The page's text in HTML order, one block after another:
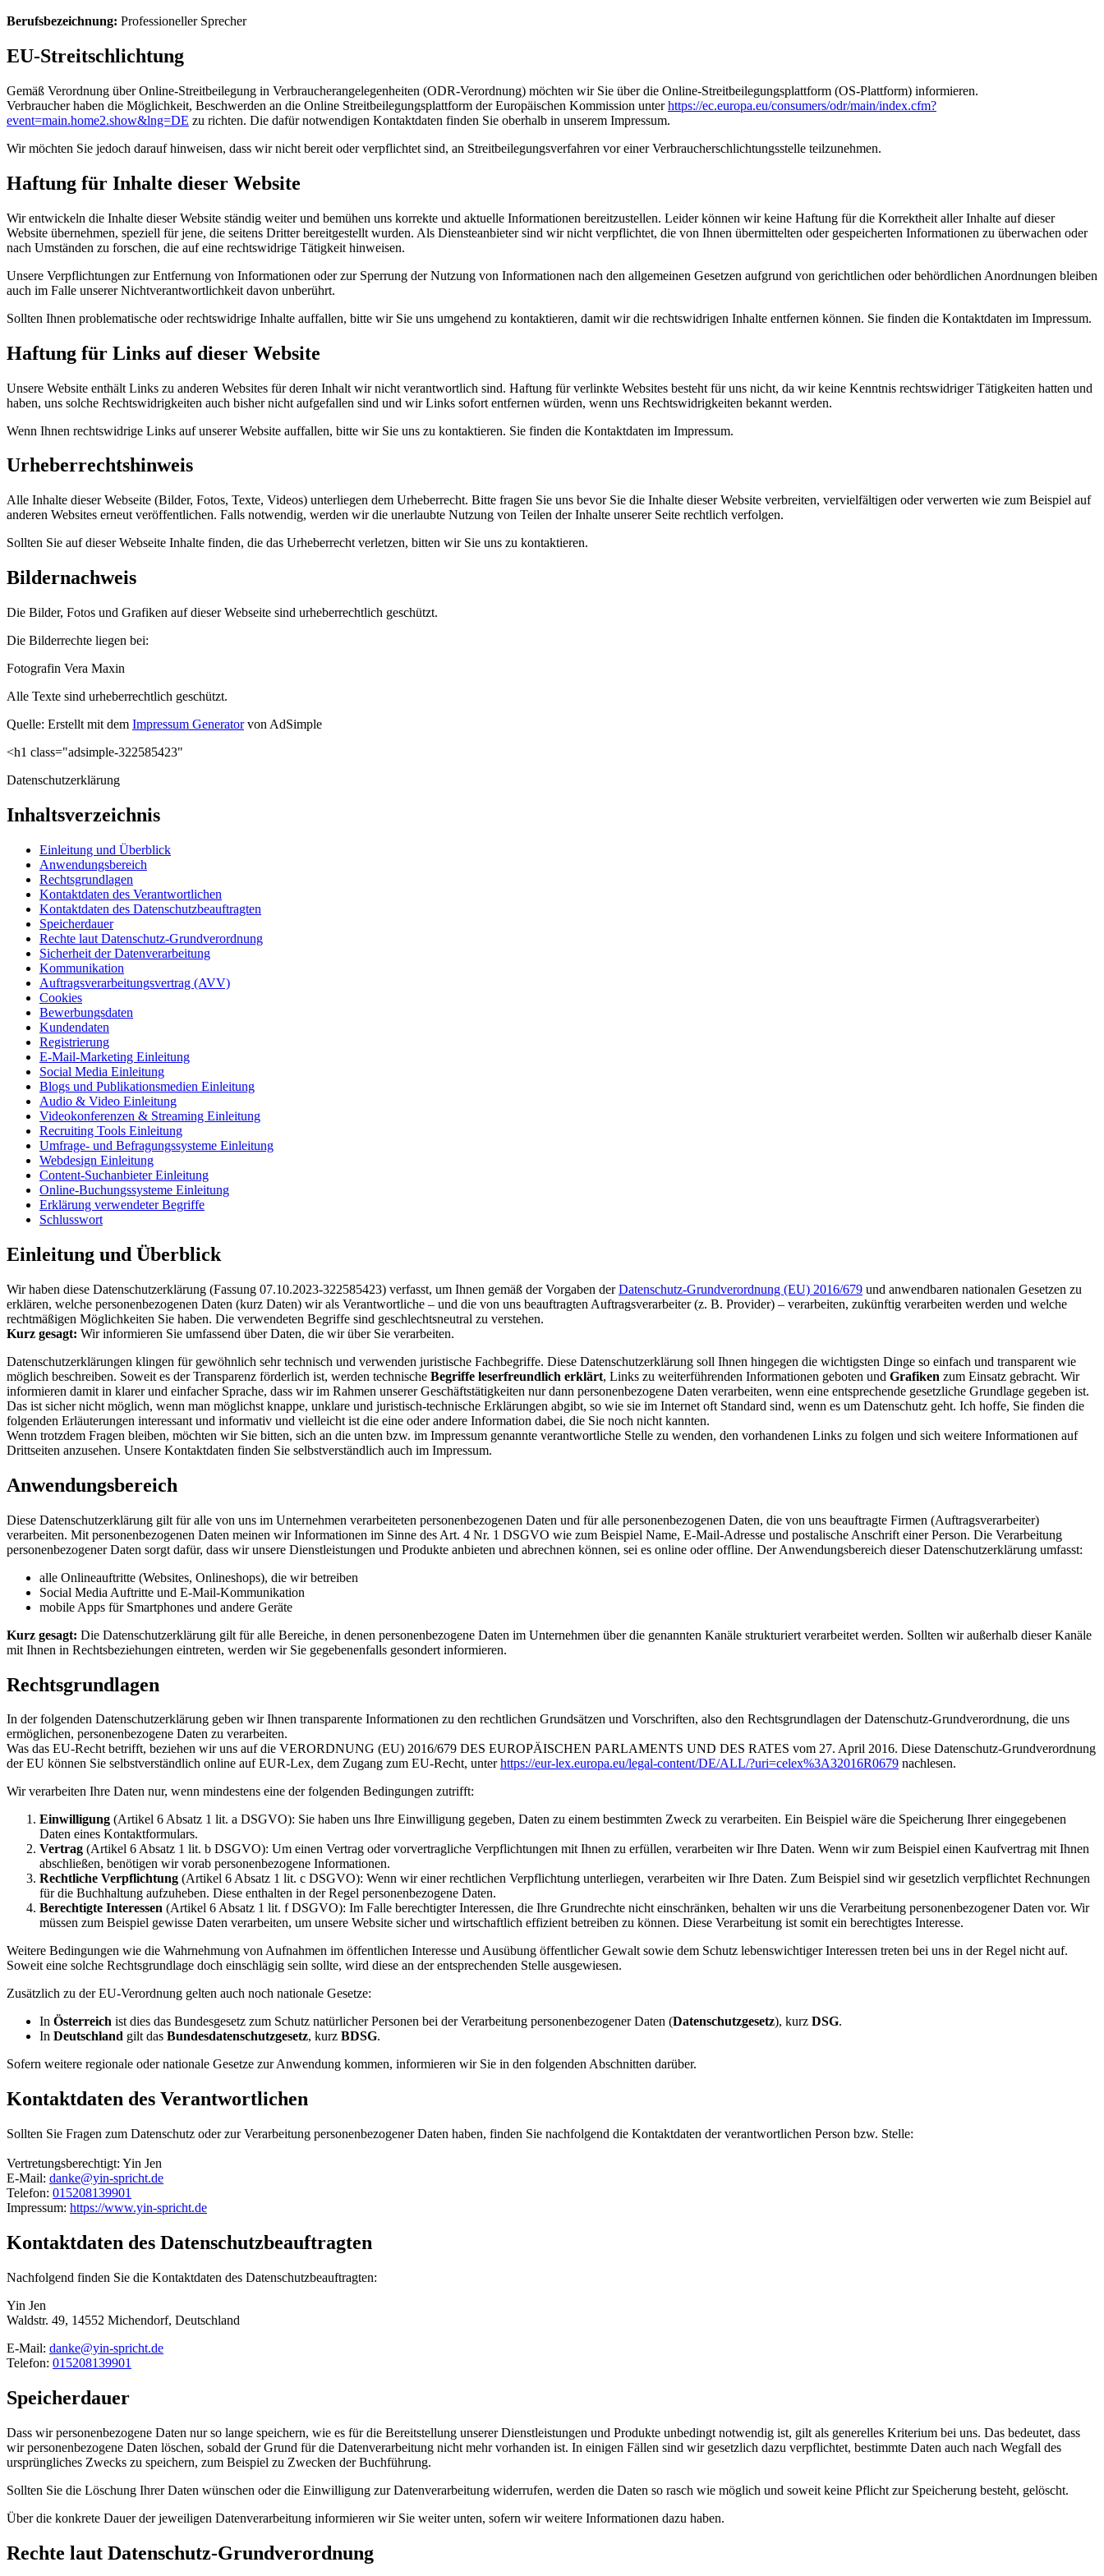
Berufsbezeichnung: Professioneller Sprecher
EU-Streitschlichtung
Gemäß Verordnung über Online-Streitbeilegung in Verbraucherangelegenheiten (ODR-Verordnung) möchten wir Sie über die Online-Streitbeilegungsplattform (OS-Plattform) informieren.
Verbraucher haben die Möglichkeit, Beschwerden an die Online Streitbeilegungsplattform der Europäischen Kommission unterhttps://ec.europa.eu/consumers/odr/main/index.cfm?
event=main.home2.show&lng=DE zu richten. Die dafür notwendigen Kontaktdaten finden Sie oberhalb in unserem Impressum.
Wir möchten Sie jedoch darauf hinweisen, dass wir nicht bereit oder verpflichtet sind, an Streitbeilegungsverfahren vor einer Verbraucherschlichtungsstelle teilzunehmen.
Haftung für Inhalte dieser Website
Wir entwickeln die Inhalte dieser Website ständig weiter und bemühen uns korrekte und aktuelle Informationen bereitzustellen. Leider können wir keine Haftung für die Korrektheit aller Inhalte auf dieser
Website übernehmen, speziell für jene, die seitens Dritter bereitgestellt wurden. Als Diensteanbieter sind wir nicht verpflichtet, die von Ihnen übermittelten oder gespeicherten Informationen zu überwachen oder
nach Umständen zu forschen, die auf eine rechtswidrige Tätigkeit hinweisen.
Unsere Verpflichtungen zur Entfernung von Informationen oder zur Sperrung der Nutzung von Informationen nach den allgemeinen Gesetzen aufgrund von gerichtlichen oder behördlichen Anordnungen bleiben
auch im Falle unserer Nichtverantwortlichkeit davon unberührt.
Sollten Ihnen problematische oder rechtswidrige Inhalte auffallen, bitte wir Sie uns umgehend zu kontaktieren, damit wir die rechtswidrigen Inhalte entfernen können. Sie finden die Kontaktdaten im Impressum.
Haftung für Links auf dieser Website
Unsere Website enthält Links zu anderen Websites für deren Inhalt wir nicht verantwortlich sind. Haftung für verlinkte Websites besteht für uns nicht, da wir keine Kenntnis rechtswidriger Tätigkeiten hatten und
haben, uns solche Rechtswidrigkeiten auch bisher nicht aufgefallen sind und wir Links sofort entfernen würden, wenn uns Rechtswidrigkeiten bekannt werden.
Wenn Ihnen rechtswidrige Links auf unserer Website auffallen, bitte wir Sie uns zu kontaktieren. Sie finden die Kontaktdaten im Impressum.
Urheberrechtshinweis
Alle Inhalte dieser Webseite (Bilder, Fotos, Texte, Videos) unterliegen dem Urheberrecht. Bitte fragen Sie uns bevor Sie die Inhalte dieser Website verbreiten, vervielfältigen oder verwerten wie zum Beispiel auf
anderen Websites erneut veröffentlichen. Falls notwendig, werden wir die unerlaubte Nutzung von Teilen der Inhalte unserer Seite rechtlich verfolgen.
Sollten Sie auf dieser Webseite Inhalte finden, die das Urheberrecht verletzen, bitten wir Sie uns zu kontaktieren.
Bildernachweis
Die Bilder, Fotos und Grafiken auf dieser Webseite sind urheberrechtlich geschützt.
Die Bilderrechte liegen bei:
Fotografin Vera Maxin
Alle Texte sind urheberrechtlich geschützt.
Quelle: Erstellt mit dem Impressum Generatorvon AdSimple
<h1 class="adsimple-322585423"
Datenschutzerklärung
Inhaltsverzeichnis
Einleitung und Überblick
Anwendungsbereich
Rechtsgrundlagen
Kontaktdaten des Verantwortlichen
Kontaktdaten des Datenschutzbeauftragten
Speicherdauer
Rechte laut Datenschutz-Grundverordnung
Sicherheit der Datenverarbeitung
Kommunikation
Auftragsverarbeitungsvertrag (AVV)
Cookies
Bewerbungsdaten
Kundendaten
Registrierung
E-Mail-Marketing Einleitung
Social Media Einleitung
Blogs und Publikationsmedien Einleitung
Audio & Video Einleitung
Videokonferenzen & Streaming Einleitung
Recruiting Tools Einleitung
Umfrage- und Befragungssysteme Einleitung
Webdesign Einleitung
Content-Suchanbieter Einleitung
Online-Buchungssysteme Einleitung
Erklärung verwendeter Begriffe
Schlusswort
Einleitung und Überblick
Wir haben diese Datenschutzerklärung (Fassung 07.10.2023-322585423) verfasst, um Ihnen gemäß der Vorgaben derDatenschutz-Grundverordnung (EU) 2016/679 und anwendbaren nationalen Gesetzen zu
erklären, welche personenbezogenen Daten (kurz Daten) wir als Verantwortliche – und die von uns beauftragten Auftragsverarbeiter (z. B. Provider) – verarbeiten, zukünftig verarbeiten werden und welche
rechtmäßigen Möglichkeiten Sie haben. Die verwendeten Begriffe sind geschlechtsneutral zu verstehen.
Kurz gesagt: Wir informieren Sie umfassend über Daten, die wir über Sie verarbeiten.
Datenschutzerklärungen klingen für gewöhnlich sehr technisch und verwenden juristische Fachbegriffe. Diese Datenschutzerklärung soll Ihnen hingegen die wichtigsten Dinge so einfach und transparent wie
möglich beschreiben. Soweit es der Transparenz förderlich ist, werden technische Begriffe leserfreundlich erklärt, Links zu weiterführenden Informationen geboten und Grafiken zum Einsatz gebracht. Wir
informieren damit in klarer und einfacher Sprache, dass wir im Rahmen unserer Geschäftstätigkeiten nur dann personenbezogene Daten verarbeiten, wenn eine entsprechende gesetzliche Grundlage gegeben ist.
Das ist sicher nicht möglich, wenn man möglichst knappe, unklare und juristisch-technische Erklärungen abgibt, so wie sie im Internet oft Standard sind, wenn es um Datenschutz geht. Ich hoffe, Sie finden die
folgenden Erläuterungen interessant und informativ und vielleicht ist die eine oder andere Information dabei, die Sie noch nicht kannten.
Wenn trotzdem Fragen bleiben, möchten wir Sie bitten, sich an die unten bzw. im Impressum genannte verantwortliche Stelle zu wenden, den vorhandenen Links zu folgen und sich weitere Informationen auf
Drittseiten anzusehen. Unsere Kontaktdaten finden Sie selbstverständlich auch im Impressum.
Anwendungsbereich
Diese Datenschutzerklärung gilt für alle von uns im Unternehmen verarbeiteten personenbezogenen Daten und für alle personenbezogenen Daten, die von uns beauftragte Firmen (Auftragsverarbeiter)
verarbeiten. Mit personenbezogenen Daten meinen wir Informationen im Sinne des Art. 4 Nr. 1 DSGVO wie zum Beispiel Name, E-Mail-Adresse und postalische Anschrift einer Person. Die Verarbeitung
personenbezogener Daten sorgt dafür, dass wir unsere Dienstleistungen und Produkte anbieten und abrechnen können, sei es online oder offline. Der Anwendungsbereich dieser Datenschutzerklärung umfasst:
alle Onlineauftritte (Websites, Onlineshops), die wir betreiben
Social Media Auftritte und E-Mail-Kommunikation
mobile Apps für Smartphones und andere Geräte
Kurz gesagt: Die Datenschutzerklärung gilt für alle Bereiche, in denen personenbezogene Daten im Unternehmen über die genannten Kanäle strukturiert verarbeitet werden. Sollten wir außerhalb dieser Kanäle
mit Ihnen in Rechtsbeziehungen eintreten, werden wir Sie gegebenenfalls gesondert informieren.
Rechtsgrundlagen
In der folgenden Datenschutzerklärung geben wir Ihnen transparente Informationen zu den rechtlichen Grundsätzen und Vorschriften, also den Rechtsgrundlagen der Datenschutz-Grundverordnung, die uns
ermöglichen, personenbezogene Daten zu verarbeiten.
Was das EU-Recht betrifft, beziehen wir uns auf die VERORDNUNG (EU) 2016/679 DES EUROPÄISCHEN PARLAMENTS UND DES RATES vom 27. April 2016. Diese Datenschutz-Grundverordnung
der EU können Sie selbstverständlich online auf EUR-Lex, dem Zugang zum EU-Recht, unterhttps://eur-lex.europa.eu/legal-content/DE/ALL/?uri=celex%3A32016R0679 nachlesen.
Wir verarbeiten Ihre Daten nur, wenn mindestens eine der folgenden Bedingungen zutrifft:
Einwilligung (Artikel 6 Absatz 1 lit. a DSGVO): Sie haben uns Ihre Einwilligung gegeben, Daten zu einem bestimmten Zweck zu verarbeiten. Ein Beispiel wäre die Speicherung Ihrer eingegebenen
Daten eines Kontaktformulars.
Vertrag (Artikel 6 Absatz 1 lit. b DSGVO): Um einen Vertrag oder vorvertragliche Verpflichtungen mit Ihnen zu erfüllen, verarbeiten wir Ihre Daten. Wenn wir zum Beispiel einen Kaufvertrag mit Ihnen
abschließen, benötigen wir vorab personenbezogene Informationen.
Rechtliche Verpflichtung (Artikel 6 Absatz 1 lit. c DSGVO): Wenn wir einer rechtlichen Verpflichtung unterliegen, verarbeiten wir Ihre Daten. Zum Beispiel sind wir gesetzlich verpflichtet Rechnungen
für die Buchhaltung aufzuheben. Diese enthalten in der Regel personenbezogene Daten.
Berechtigte Interessen (Artikel 6 Absatz 1 lit. f DSGVO): Im Falle berechtigter Interessen, die Ihre Grundrechte nicht einschränken, behalten wir uns die Verarbeitung personenbezogener Daten vor. Wir
müssen zum Beispiel gewisse Daten verarbeiten, um unsere Website sicher und wirtschaftlich effizient betreiben zu können. Diese Verarbeitung ist somit ein berechtigtes Interesse.
Weitere Bedingungen wie die Wahrnehmung von Aufnahmen im öffentlichen Interesse und Ausübung öffentlicher Gewalt sowie dem Schutz lebenswichtiger Interessen treten bei uns in der Regel nicht auf.
Soweit eine solche Rechtsgrundlage doch einschlägig sein sollte, wird diese an der entsprechenden Stelle ausgewiesen.
Zusätzlich zu der EU-Verordnung gelten auch noch nationale Gesetze:
In Österreich ist dies das Bundesgesetz zum Schutz natürlicher Personen bei der Verarbeitung personenbezogener Daten (Datenschutzgesetz), kurz DSG.
In Deutschland gilt das Bundesdatenschutzgesetz, kurz BDSG.
Sofern weitere regionale oder nationale Gesetze zur Anwendung kommen, informieren wir Sie in den folgenden Abschnitten darüber.
Kontaktdaten des Verantwortlichen
Sollten Sie Fragen zum Datenschutz oder zur Verarbeitung personenbezogener Daten haben, finden Sie nachfolgend die Kontaktdaten der verantwortlichen Person bzw. Stelle:
Vertretungsberechtigt: Yin Jen
E-Mail: danke@yin-spricht.de
Telefon: 015208139901
Impressum: https://www.yin-spricht.de
Kontaktdaten des Datenschutzbeauftragten
Nachfolgend finden Sie die Kontaktdaten des Datenschutzbeauftragten:
Yin Jen
Waldstr. 49, 14552 Michendorf, Deutschland
E-Mail: danke@yin-spricht.de
Telefon: 015208139901
Speicherdauer
Dass wir personenbezogene Daten nur so lange speichern, wie es für die Bereitstellung unserer Dienstleistungen und Produkte unbedingt notwendig ist, gilt als generelles Kriterium bei uns. Das bedeutet, dass
wir personenbezogene Daten löschen, sobald der Grund für die Datenverarbeitung nicht mehr vorhanden ist. In einigen Fällen sind wir gesetzlich dazu verpflichtet, bestimmte Daten auch nach Wegfall des
ursprüngliches Zwecks zu speichern, zum Beispiel zu Zwecken der Buchführung.
Sollten Sie die Löschung Ihrer Daten wünschen oder die Einwilligung zur Datenverarbeitung widerrufen, werden die Daten so rasch wie möglich und soweit keine Pflicht zur Speicherung besteht, gelöscht.
Über die konkrete Dauer der jeweiligen Datenverarbeitung informieren wir Sie weiter unten, sofern wir weitere Informationen dazu haben.
Rechte laut Datenschutz-Grundverordnung